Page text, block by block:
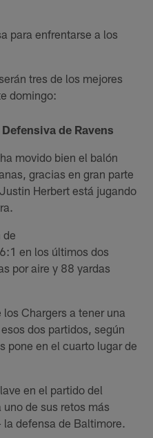
para enfrentarse a los
tres de los mejores
domingo:
de Ravens
movido bien el balón
gracias en gran parte
Herbert está jugando
de
en los últimos dos
por aire y 88 yardas
Chargers a tener una
dos partidos, según
pone en el cuarto lugar de
en el partido del
de sus retos más
defensa de Baltimore.